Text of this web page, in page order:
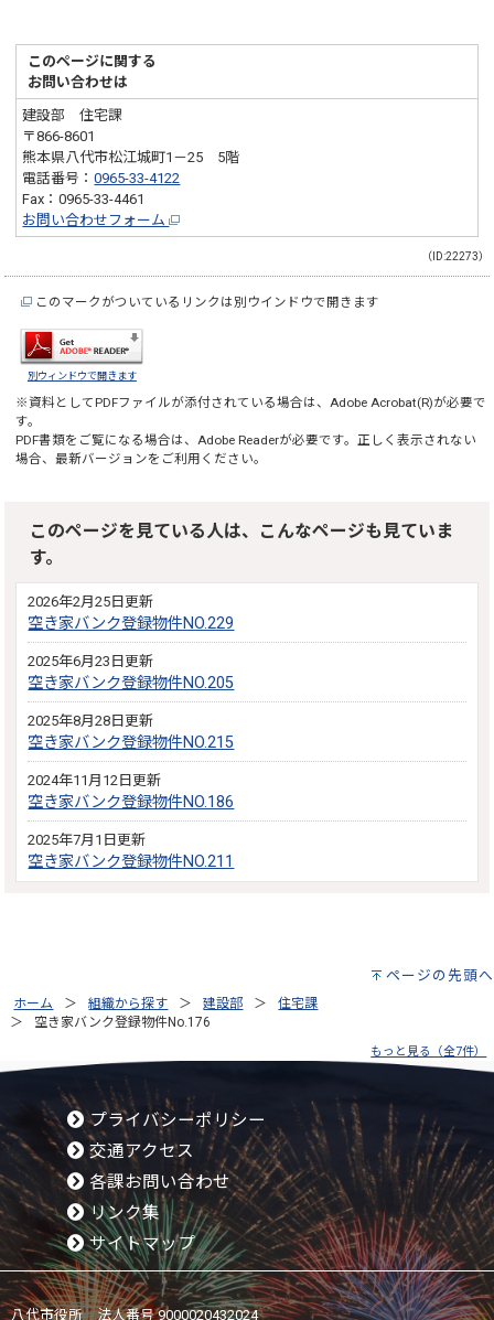
このページに関する
お問い合わせは
建設部 住宅課
〒866-8601
熊本県八代市松江城町1－25 5階
電話番号：0965-33-4122
Fax：0965-33-4461
お問い合わせフォーム
（ID:22273）
このマークがついているリンクは別ウインドウで開きます
別ウィンドウで開きます
※資料としてPDFファイルが添付されている場合は、 Adobe Acrobat(R)が必要で
す。
PDF書類をご覧になる場合は、 Adobe Readerが必要です。正しく表示されない
場合、最新バージョンをご利用ください。
このページを見ている人は、こんなページも見ていま
す。
2026年2月25日更新
空き家バンク登録物件NO.229
2025年6月23日更新
空き家バンク登録物件NO.205
2025年8月28日更新
空き家バンク登録物件NO.215
2024年11月12日更新
空き家バンク登録物件NO.186
2025年7月1日更新
空き家バンク登録物件NO.211
ページの先頭へ
ホーム 組織から探す 建設部
住宅課
空き家バンク登録物件No.176
もっと見る（全7件）
プライバシーポリシー
交通アクセス
各課お問い合わせ
リンク集
サイトマップ
八代市役所 法人番号 9000020432024